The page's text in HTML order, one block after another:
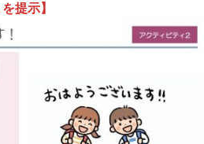
提示】